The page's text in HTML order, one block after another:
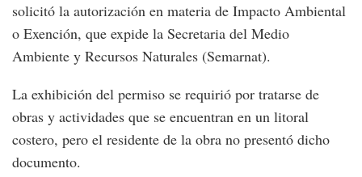
solicitó la autorización en materia de Impacto Ambiental
o Exención, que expide la Secretaria del Medio
Ambiente y Recursos Naturales (Semarnat).
La exhibición del permiso se requirió por tratarse de
obras y actividades que se encuentran en un litoral
costero, pero el residente de la obra no presentó dicho
documento.